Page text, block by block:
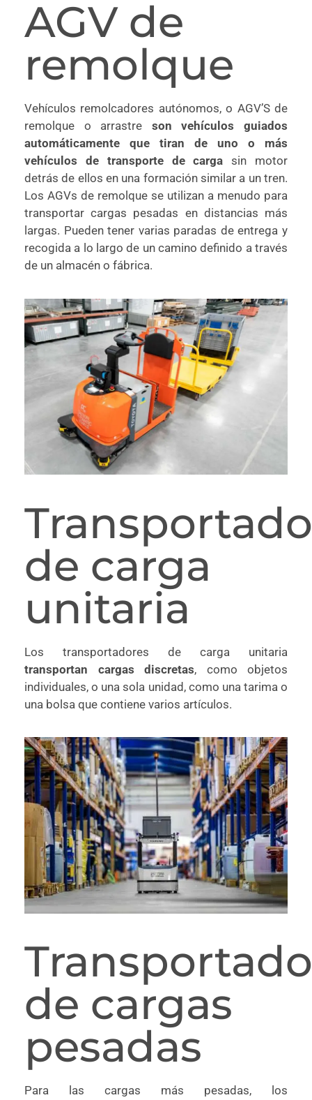
AGV de
remolque
Vehículos remolcadores autónomos, o AGV’S de
remolque o arrastre son vehículos guiados
automáticamente que tiran de uno o más
vehículos de transporte de carga sin motor
detrás de ellos en una formación similar a un tren.
Los AGVs de remolque se utilizan a menudo para
transportar cargas pesadas en distancias más
largas. Pueden tener varias paradas de entrega y
recogida a lo largo de un camino definido a través
de un almacén o fábrica.
de carga
unitaria
Los transportadores de carga unitaria
transportan cargas discretas, como objetos
individuales, o una sola unidad, como una tarima o
una bolsa que contiene varios artículos.
de cargas
pesadas
Para las cargas más pesadas, los